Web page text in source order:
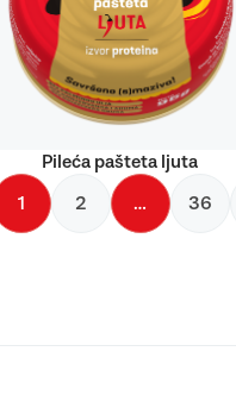
Pileća pašteta ljuta
1 2 … 36